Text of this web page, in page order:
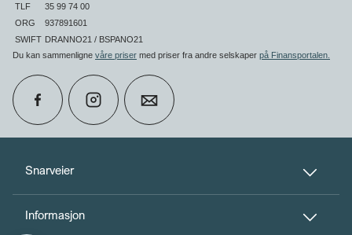
Snarveier
Informasjon
TLF
35 99 74 00
ORG
937891601
SWIFT DRANNO21 / BSPANO21
Du kan sammenligne våre priser med priser fra andre selskaper på Finansportalen